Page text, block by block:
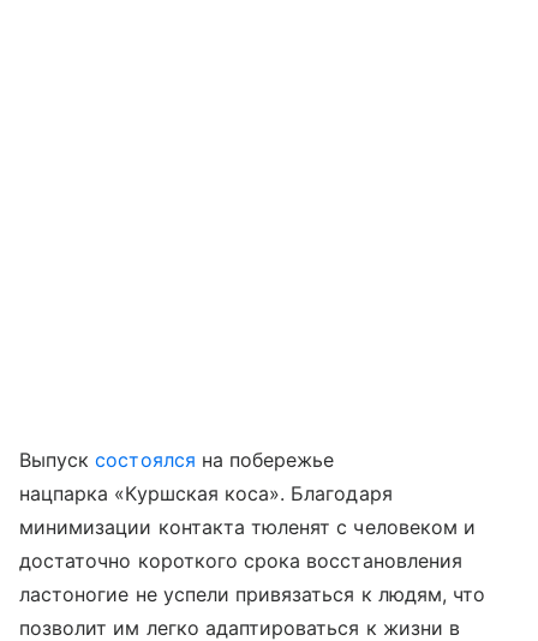
Выпусксостоялся на побережье
нацпарка «Куршская коса». Благодаря
минимизации контакта тюленят с человеком и
достаточно короткого срока восстановления
ластоногие не успели привязаться к людям, что
позволит им легко адаптироваться к жизни в